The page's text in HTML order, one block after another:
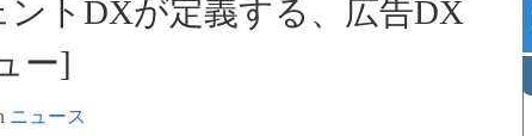
トDXが定義する、広告DX
ー]
ニュース